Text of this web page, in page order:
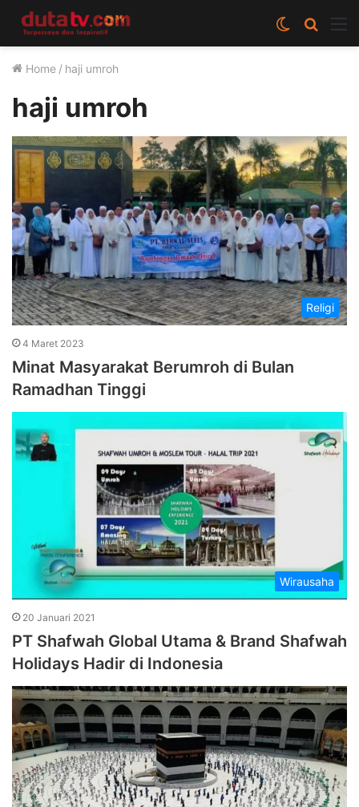
Cari
berita
Switch
skin
Home / haji umroh
haji umroh
Religi
4 Maret 2023
Minat Masyarakat Berumroh di Bulan
Ramadhan Tinggi
Wirausaha
20 Januari 2021
PT Shafwah Global Utama & Brand Shafwah
Holidays Hadir di Indonesia